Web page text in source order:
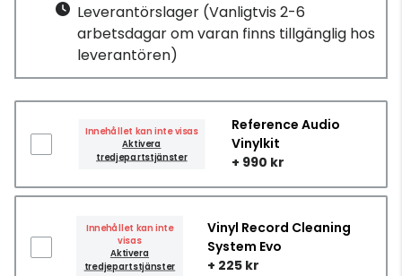
Leverantörslager (Vanligtvis 2-6
arbetsdagar om varan finns tillgänglig hos
leverantören)
Innehållet kan inte visas
Aktivera
tredjepartstjänster
Reference Audio
Vinylkit
+ 990 kr
Innehållet kan inte
visas
Aktivera
tredjepartstjänster
Vinyl Record Cleaning
System Evo
+ 225 kr